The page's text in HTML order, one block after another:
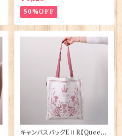
o 90294
50%OFF
キャンバスバッグEⅡR【Queen